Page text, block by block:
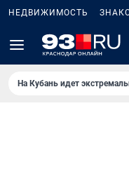
НЕДВИЖИМОСТЬ
На Кубань идет